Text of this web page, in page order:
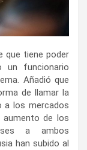
que tiene poder
un funcionario
Añadió que
de llamar la
a los mercados
aumento de los
a ambos
han subido al